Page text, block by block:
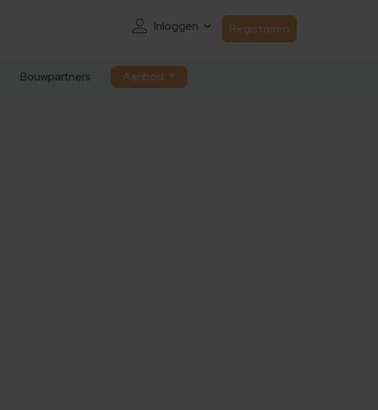
Inloggen Registreren
Bouwpartners Aanbod